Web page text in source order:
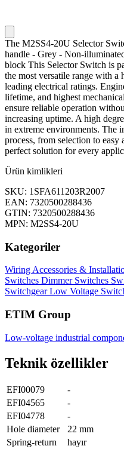
The M2SS4-20U Selector
handle - Grey - Non-
block This Selector Switch is
the most versatile range with
leading electrical ratings.
lifetime, and highest
ensure reliable operation
increasing uptime. A high
in extreme environments. The
process, from selection to
perfect solution for every
Ürün kimlikleri
SKU: 1SFA611203R2007
EAN: 7320500288436
GTIN: 7320500288436
MPN: M2SS4-20U
Kategoriler
Wiring Accessories &
Switches Dimmer Switches
SwitchgearLow Voltage
ETIM Group
Low-voltage industrial
Teknik özellikler
EFI00079
-
EFI04565
-
EFI04778
-
Hole diameter
22 mm
Spring-return
hayır